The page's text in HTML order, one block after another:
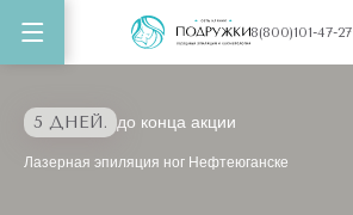
8(800)101-47-27
5 ДНЕЙ. до конца акции
Лазерная эпиляция ног Нефтеюганске